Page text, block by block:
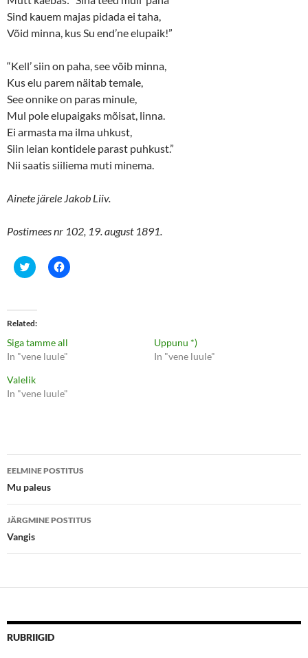
Sind kauem majas pidada ei taha,
Võid minna, kus Su end’ne elupaik!”
“Kell’ siin on paha, see võib minna,
Kus elu parem näitab temale,
See onnike on paras minule,
Mul pole elupaigaks mõisat, linna.
Ei armasta ma ilma uhkust,
Siin leian kontidele parast puhkust.”
Nii saatis siiliema muti minema.
Ainete järele Jakob Liiv.
Postimees nr 102, 19. august 1891.
C
l
t
o
s
a
r
e
n
T
w
(
p
n
i
n
n
e
w
w
o
C
l
h
a
r
F
k
O
s
i
n
w
d
Related
Siga tamme all
In "vene luule"
Uppunu *)
In "vene luule"
Valelik
In "vene luule"
Postituste
töölaud
EELMINE POSTITUS
Mu paleus
JÄRGMINE POSTITUS
Vangis
RUBRIIGID